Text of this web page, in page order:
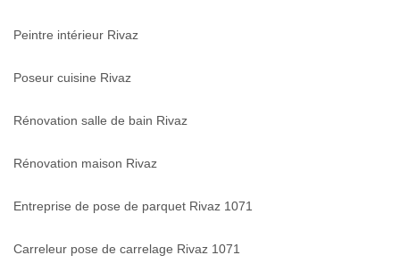
Peintre intérieur Rivaz
Poseur cuisine Rivaz
Rénovation salle de bain Rivaz
Rénovation maison Rivaz
Entreprise de pose de parquet Rivaz 1071
Carreleur pose de carrelage Rivaz 1071